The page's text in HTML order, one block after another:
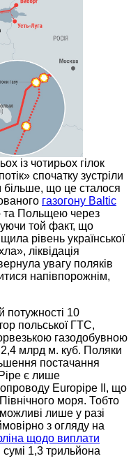
із чотирьох гілок
спочатку зустріли
що це сталося
газогону Baltic
та Польщею через
той факт, що
рівень української
ліквідація
увагу поляків
напівпорожнім,
потужності 10
польської ГТС,
газодобувною
млрд м. куб. Поляки
постачання
Pipe є лише
Europipe II, що
моря. Тобто
лише у разі
з огляду на
щодо виплати
сумі 1,3 трильйона